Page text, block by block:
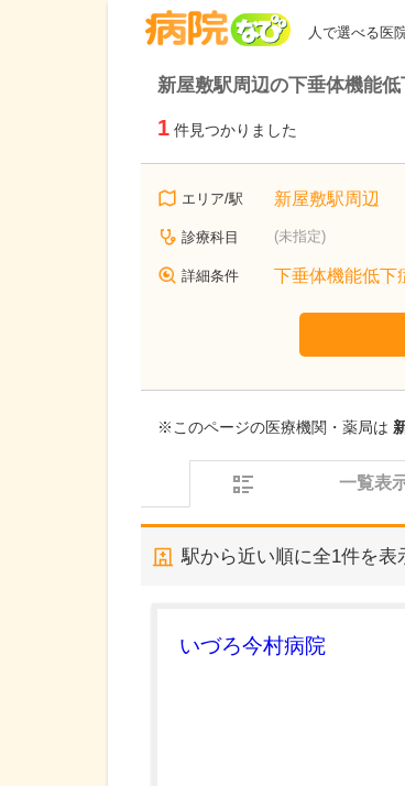
人で選べる医
新屋敷駅周辺の下垂体機能
1 件見つかりました
エリア/駅 新屋敷駅周辺
診療科目 (未指定)
詳細条件 下垂体機能低下
※このページの医療機関・薬局は
一覧表
駅から近い順に全1件を表
いづろ今村病院